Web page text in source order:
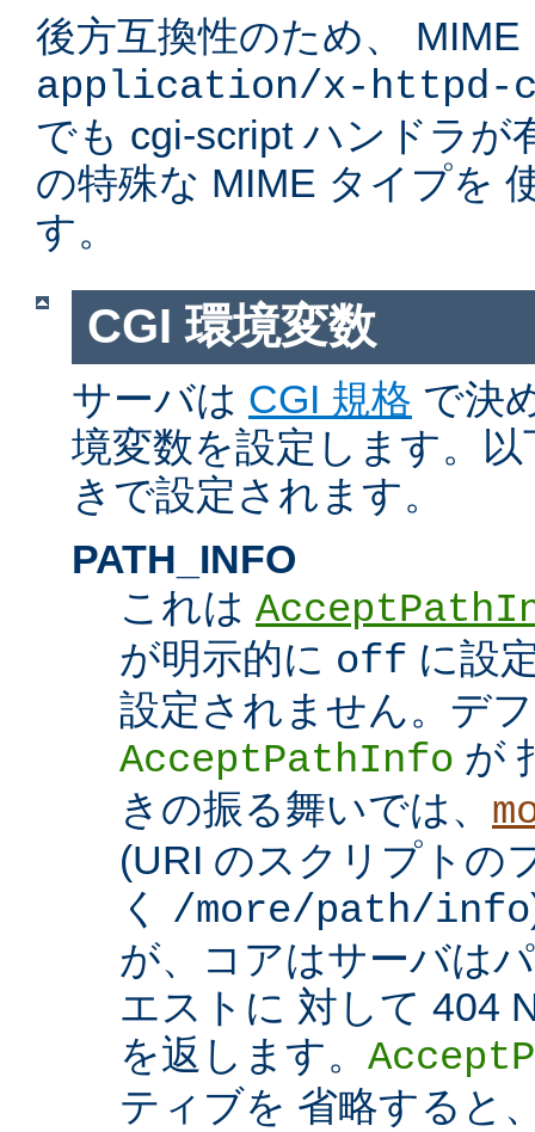
後方互換性のため、
application/x-httpd-
でも cgi-script ハンドラが
の特殊な MIME タイプを
す。
CGI 環境変数
サーバは CGI 規格 で決
境変数を設定します。
きで設定されます。
PATH_INFO
これは
が明示的に off に設
設定されません。デ
AcceptPathInfo が
きの振る舞いでは、
(URI のスクリプトの
く /more/path/info
が、コアはサーバは
エストに 対して 404
を返します。
ティブを 省略すると